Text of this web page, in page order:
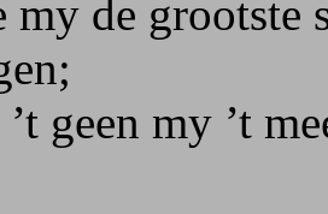
de grootste
geen my ’t